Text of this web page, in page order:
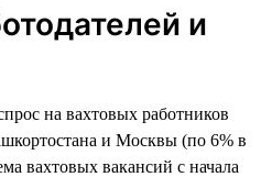
и
на вахтовых работников
и Москвы (по 6% в
вахтовых вакансий с начала